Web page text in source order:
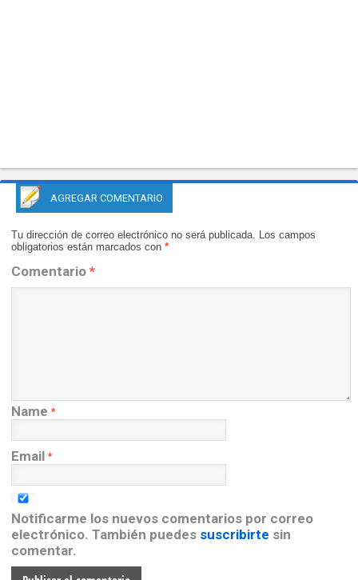
AGREGAR COMENTARIO
Tu dirección de correo electrónico no será publicada. Los campos
obligatorios están marcados con *
Comentario *
Name *
Email *
Notificarme los nuevos comentarios por correo
electrónico. También puedes suscribirte sin
comentar.